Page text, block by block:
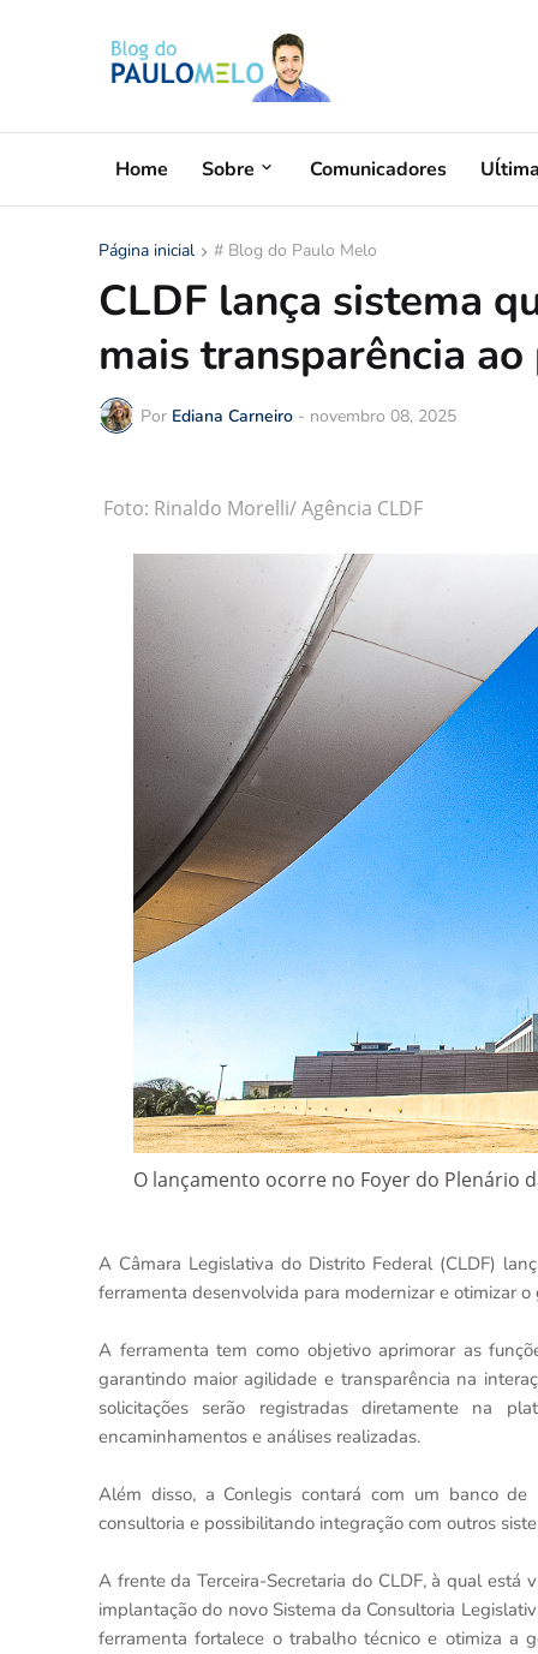
Home Sobre Comunicadores
Página inicial # Blog do Paulo Melo
CLDF lança sistema
mais transparência
Por Ediana Carneiro - novembro 08, 2025
Foto: Rinaldo Morelli/ Agência CLDF
O lançamento ocorre no Foyer do Plenário
A Câmara Legislativa do Distrito Federal (CLDF)
ferramenta desenvolvida para modernizar e otimizar
A ferramenta tem como objetivo aprimorar as
garantindo maior agilidade e transparência na
solicitações serão registradas diretamente na
encaminhamentos e análises realizadas.
Além disso, a Conlegis contará com um banco de
consultoria e possibilitando integração com outros
A frente da Terceira-Secretaria do CLDF, à qual está
implantação do novo Sistema da Consultoria
ferramenta fortalece o trabalho técnico e otimiza a